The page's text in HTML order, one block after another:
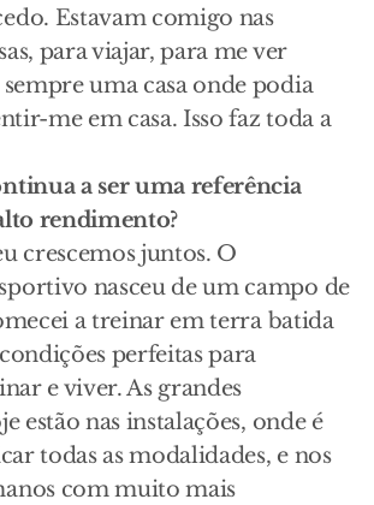
Estavam comigo nas
para viajar, para me ver
uma casa onde podia
me em casa. Isso faz toda a
a ser uma referência
rendimento?
crescemos juntos. O
nasceu de um campo de
a treinar em terra batida
perfeitas para
e viver. As grandes
estão nas instalações, onde é
todas as modalidades, e nos
com muito mais